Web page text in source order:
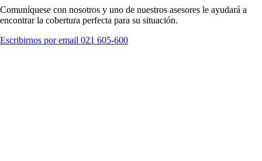
Comuníquese con nosotros y uno de nuestros asesores le ayudará a
encontrar la cobertura perfecta para su situación.
Escribirnos por email 021 605-600